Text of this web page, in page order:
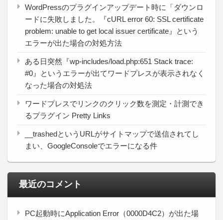
WordPressのプラグインアップデート時に「ダウンロ
ードに失敗しました。『cURL error 60: SSL certificate
problem: unable to get local issuer certificate』という
エラーが出た場合の対処方法
ある日突然『wp-includes/load.php:651 Stack trace:
#0』というエラーが出てワードプレスが表示されなく
なった場合の対処法
ワードプレスでリンクのクリック数を測定・計測でき
るプラグイン Pretty Links
__trashedというURLがサイトマップで送信されてし
まい、GoogleConsoleでエラーになる件
最近のコメント
PC起動時にApplication Error（0000D4C2）が出た場